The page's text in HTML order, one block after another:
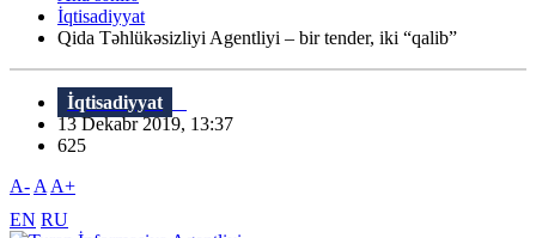
İqtisadiyyat
Qida Təhlükəsizliyi Agentliyi – bir tender, iki “qalib”
İqtisadiyyat
13 Dekabr 2019, 13:37
625
A- A A+
EN RU